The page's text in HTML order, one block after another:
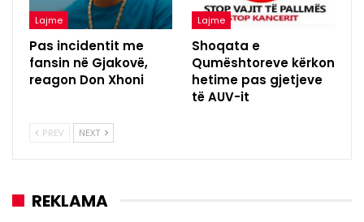
Lajme
Pas incidentit me
fansin në Gjakovë,
reagon Don Xhoni
Lajme
Shoqata e
Qumështoreve kërkon
hetime pas gjetjeve
të AUV-it
PREV NEXT
REKLAMA